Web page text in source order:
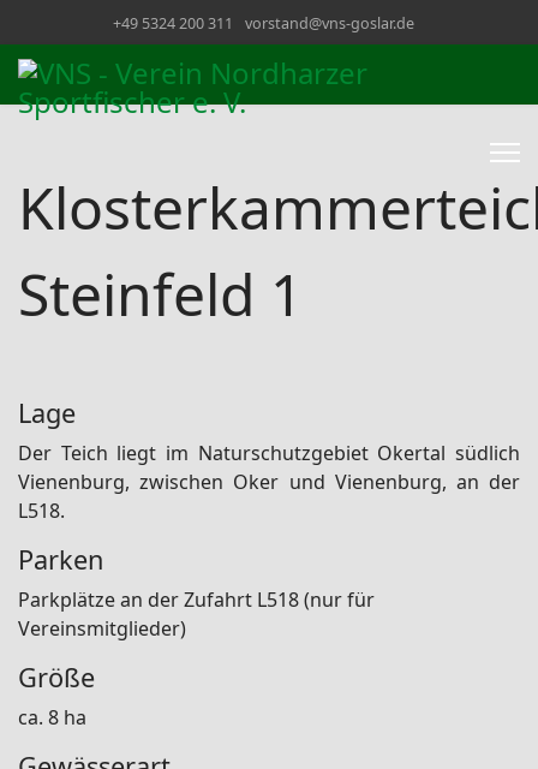
+49 5324 200 311 vorstand@vns-goslar.de
Steinfeld 1
Lage
Der Teich liegt im Naturschutzgebiet Okertal südlich
Vienenburg, zwischen Oker und Vienenburg, an der
L518.
Parken
Parkplätze an der Zufahrt L518 (nur für
Vereinsmitglieder)
Größe
ca. 8 ha